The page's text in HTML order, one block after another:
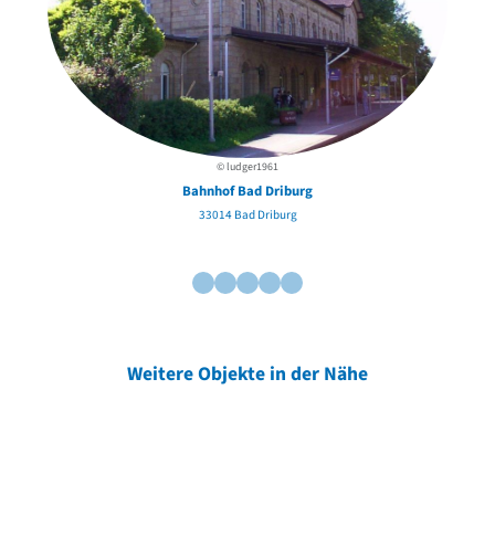
© ludger1961
Bahnhof Bad Driburg
33014 Bad Driburg
Weitere Objekte in der Nähe